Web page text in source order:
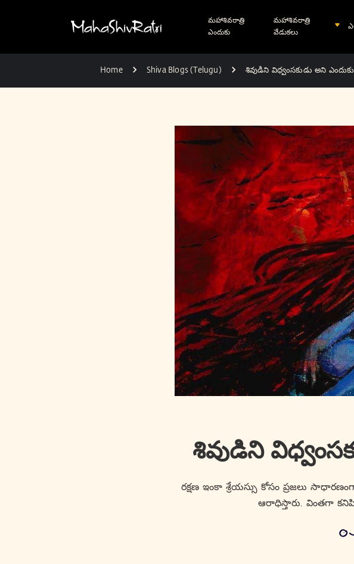
మహాశివరాత్రి
ఎందుకు
మహాశివరాత్రి
వేడుకలు
Home Shiva Blogs (Telugu) శివుడిని విధ్వంసకుడు అని
శివుడిని
రక్షణ ఇంకా శ్రేయస్సు కోసం ప్రజలు
ఆరాధిస్తారు. వింతగా